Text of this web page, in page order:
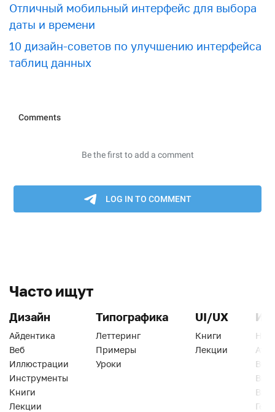
Отличный мобильный интерфейс для выбора
даты и времени
10 дизайн-советов по улучшению интерфейса
таблиц данных
Часто ищут
Дизайн
Айдентика
Веб
Иллюстрации
Инструменты
Книги
Лекции
Типографика
Леттеринг
Примеры
Уроки
UI/UX
Книги
Лекции
Веб